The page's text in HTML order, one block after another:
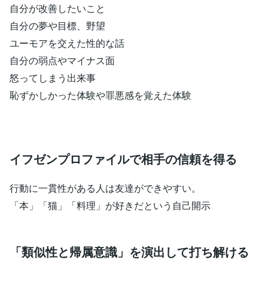
自分が改善したいこと
自分の夢や目標、野望
ユーモアを交えた性的な話
自分の弱点やマイナス面
怒ってしまう出来事
恥ずかしかった体験や罪悪感を覚えた体験
イフゼンプロファイルで相手の信頼を得る
行動に一貫性がある人は友達ができやすい。
「本」「猫」「料理」が好きだという自己開示
「類似性と帰属意識」を演出して打ち解ける